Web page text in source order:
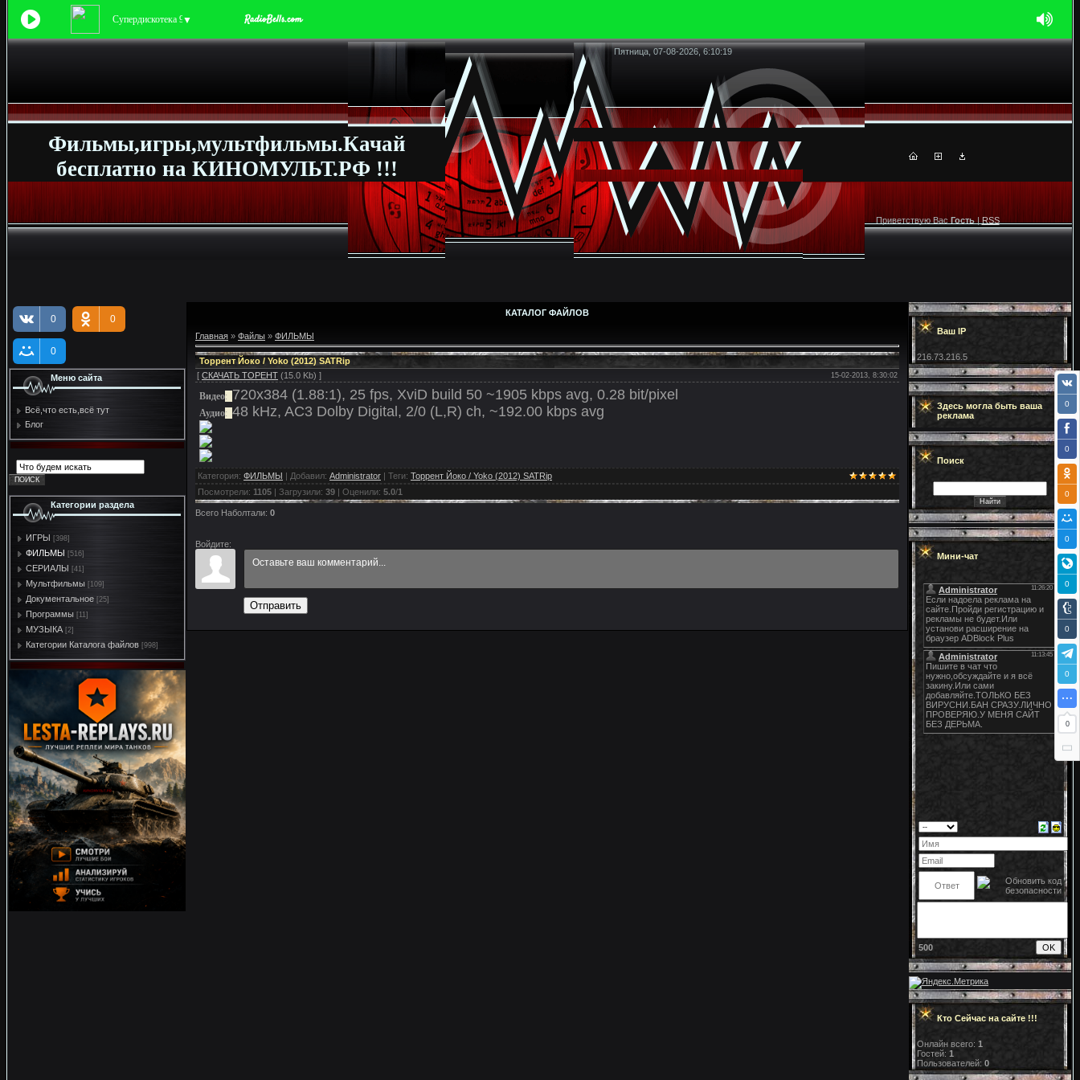
Супердискотека 90-х
▼
Пятница, 07-08-2026, 6:10:19
Фильмы,игры,мультфильмы.Качай
бесплатно на КИНОМУЛЬТ.РФ !!!
Приветствую Вас Гость| RSS
0 0
0
Меню сайта
Всё,что есть,всё тут
Блог
Категории раздела
ИГРЫ [398]
ФИЛЬМЫ [516]
СЕРИАЛЫ [41]
Мультфильмы [109]
Документальное [25]
Программы [11]
МУЗЫКА [2]
Категории Каталога файлов [998]
КАТАЛОГ ФАЙЛОВ
Главная » Файлы » ФИЛЬМЫ
Торрент Йоко / Yoko (2012) SATRip
[ СКАЧАТЬ ТОРЕНТ (15.0 Kb) ] 15-02-2013, 8:30:02
Видео: 720x384 (1.88:1), 25 fps, XviD build 50 ~1905 kbps avg, 0.28 bit/pixel
Аудио: 48 kHz, AC3 Dolby Digital, 2/0 (L,R) ch, ~192.00 kbps avg
Категория: ФИЛЬМЫ | Добавил: Administrator | Теги: Торрент Йоко / Yoko (2012) SATRip
Посмотрели: 1105 | Загрузили: 39 | Оценили: 5.0/1
Всего Наболтали: 0
Войдите:
Отправить
Ваш IP
216.73.216.5
Здесь могла быть ваша
реклама
Поиск
Мини-чат
500
Кто Сейчас на сайте !!!
Онлайн всего: 1
Гостей: 1
Пользователей: 0
0
0
0
0
0
0
0
0